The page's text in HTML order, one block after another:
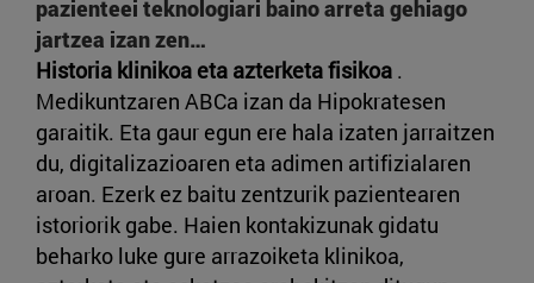
pazienteei teknologiari baino arreta gehiago
jartzea izan zen…
Historia klinikoa eta azterketa fisikoa .
Medikuntzaren ABCa izan da Hipokratesen
garaitik. Eta gaur egun ere hala izaten jarraitzen
du, digitalizazioaren eta adimen artifizialaren
aroan. Ezerk ez baitu zentzurik pazientearen
istoriorik gabe. Haien kontakizunak gidatu
beharko luke gure arrazoiketa klinikoa,